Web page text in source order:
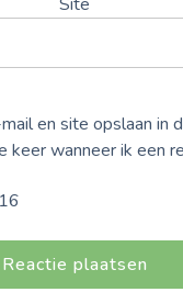
en site opslaan in
keer wanneer ik een
16